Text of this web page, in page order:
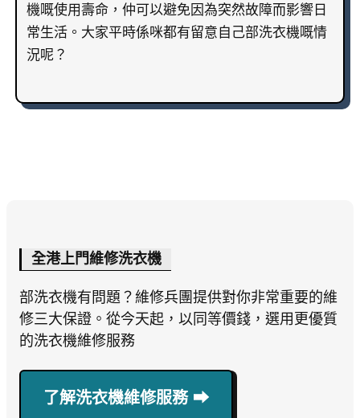
機嘅使用壽命，仲可以避免因為突然故障而影響日
常生活。大家平時係咪都有留意自己部洗衣機嘅情
況呢？
全港上門維修洗衣機
部洗衣機有問題？維修兵團提供對你非常重要的維
修三大保證。從今天起，以同等價錢，選用更優質
的洗衣機維修服務
了解洗衣機維修服務 ⮕